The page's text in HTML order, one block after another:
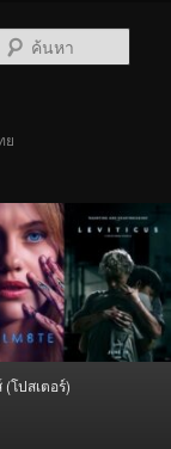
ย
โปสเตอร์)